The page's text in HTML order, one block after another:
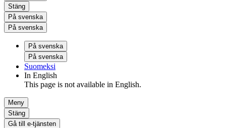
Stäng
På svenska
På svenska
På svenska
På svenska
Suomeksi
In English
This page is not available in English.
Meny
Stäng
Gå till e-tjänsten